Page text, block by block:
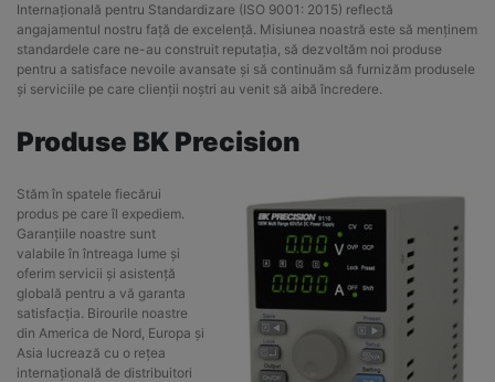
Internațională pentru Standardizare (ISO 9001: 2015) reflectă
angajamentul nostru față de excelență. Misiunea noastră este să menținem
standardele care ne-au construit reputația, să dezvoltăm noi produse
pentru a satisface nevoile avansate și să continuăm să furnizăm produsele
și serviciile pe care clienții noștri au venit să aibă încredere.
Produse BK Precision
Stăm în spatele fiecărui
produs pe care îl expediem.
Garanțiile noastre sunt
valabile în întreaga lume și
oferim servicii și asistență
globală pentru a vă garanta
satisfacția. Birourile noastre
din America de Nord, Europa și
Asia lucrează cu o rețea
internațională de distribuitori